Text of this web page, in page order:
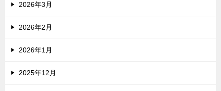
2026年3月
2026年2月
2026年1月
2025年12月